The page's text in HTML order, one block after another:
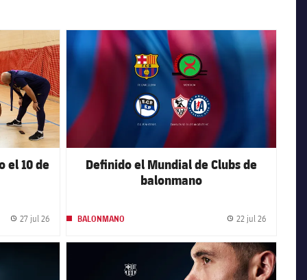
el 10 de
Fecha de publicación
27 jul 26
FC Barcelona club badge
Definido el Mundial de Clubs de
balonmano
BALONMANO Fecha de
22 jul 26